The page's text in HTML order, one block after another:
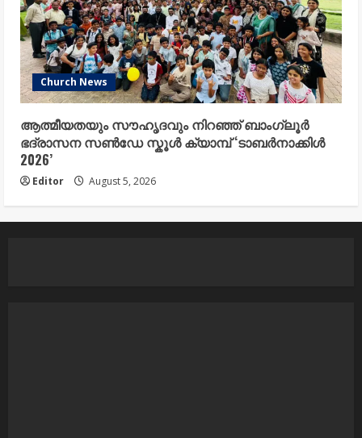
Church News
ആത്മീയതയും സൗഹൃദവും നിറഞ്ഞ് ബാംഗ്ലൂർ
ഭദ്രാസന സൺഡേ സ്കൂൾ ക്യാമ്പ് ‘ടാബർനാക്കിൾ
2026’
Editor August 5, 2026